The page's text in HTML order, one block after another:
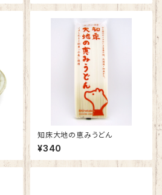
知床大地の恵みうどん
¥340